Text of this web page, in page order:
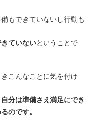
もできていないし行動も
ていないということで
こんなことに気を付け
自分は準備さえ満足にでき
のです。